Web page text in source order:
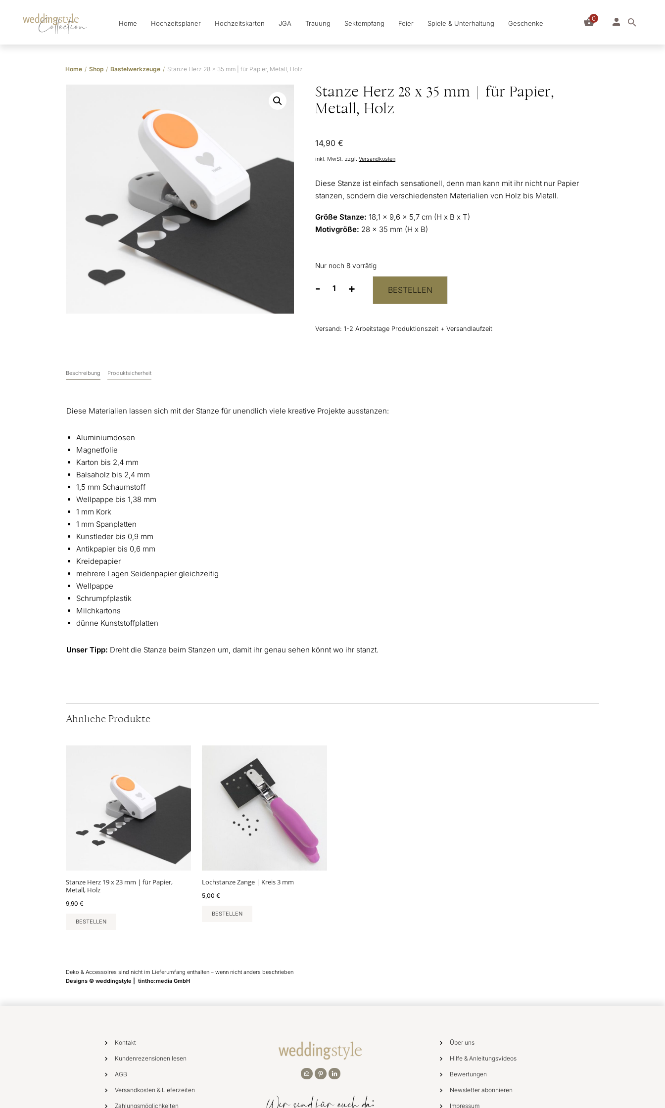
Collection Home Hochzeitsplaner Hochzeitskarten JGA Trauung Sektempfang Feier Spiele & Unterhaltung Geschenke
0
Home / Shop / Bastelwerkzeuge / Stanze Herz 28 x 35 mm | für Papier, Metall, Holz
Stanze Herz 28 x 35 mm | für Papier,
Metall, Holz
14,90€
inkl. MwSt. zzgl.Versandkosten
Diese Stanze ist einfach sensationell, denn man kann mit ihr nicht nur Papier
stanzen, sondern die verschiedensten Materialien von Holz bis Metall.
Größe Stanze: 18,1 x 9,6 x 5,7 cm (H x B x T)
Motivgröße: 28 x 35 mm (H x B)
Nur noch 8 vorrätig
-
Stanze
x
Menge
+ BESTELLEN
Versand:1-2 Arbeitstage Produktionszeit + Versandlaufzeit
Beschreibung Produktsicherheit
Diese Materialien lassen sich mit der Stanze für unendlich viele kreative Projekte ausstanzen:
Aluminiumdosen
Magnetfolie
Karton bis 2,4 mm
Balsaholz bis 2,4 mm
1,5 mm Schaumstoff
Wellpappe bis 1,38 mm
1 mm Kork
1 mm Spanplatten
Kunstleder bis 0,9 mm
Antikpapier bis 0,6 mm
Kreidepapier
mehrere Lagen Seidenpapier gleichzeitig
Wellpappe
Schrumpfplastik
Milchkartons
dünne Kunststoffplatten
Unser Tipp: Dreht die Stanze beim Stanzen um, damit ihr genau sehen könnt wo ihr stanzt.
Ähnliche Produkte
Stanze Herz 19 x 23 mm | für Papier,
Metall, Holz
9,90 €
BESTELLEN
Lochstanze Zange | Kreis 3 mm
5,00 €
BESTELLEN
Deko & Accessoires sind nicht im Lieferumfang enthalten – wenn nicht anders beschrieben
Designs © weddingstyle | tintho:media GmbH
Kontakt
Kundenrezensionen lesen
AGB
Versandkosten & Lieferzeiten
Zahlungsmöglichkeiten Wir sind für euch da:
Über uns
Hilfe & Anleitungsvideos
Bewertungen
Newsletter abonnieren
Impressum